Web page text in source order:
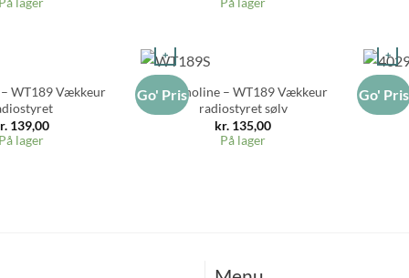
WT189 Vækkeur
139,00
lager
Go' Pris
+
Technoline – WT189 Vækkeur
radiostyret sølv
kr. 135,00
På lager
Go' Pris
+